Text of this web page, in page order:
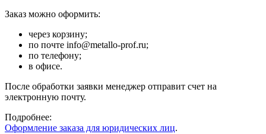
Заказ можно оформить:
через корзину;
по почте info@metallo-prof.ru;
по телефону;
в офисе.
После обработки заявки менеджер отправит счет на
электронную почту.
Подробнее:
Оформление заказа для юридических лиц.